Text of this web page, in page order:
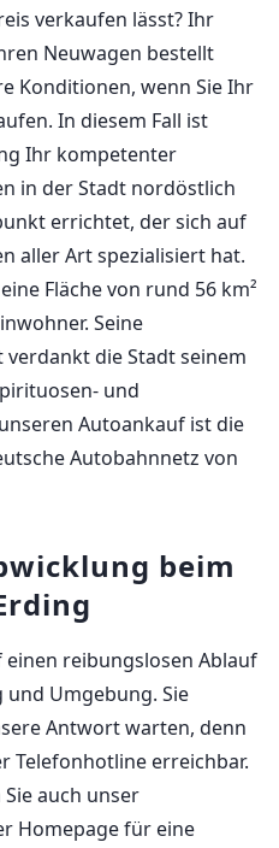
verkaufen lässt? Ihr
Neuwagen bestellt
Konditionen, wenn Sie Ihr
In diesem Fall ist
Ihr kompetenter
in der Stadt nordöstlich
errichtet, der sich auf
aller Art spezialisiert hat.
Fläche von rund 56 km²
Seine
die Stadt seinem
und
Autoankauf ist die
Autobahnnetz von
beim
reibungslosen Ablauf
Umgebung. Sie
Antwort warten, denn
Telefonhotline erreichbar.
auch unser
Homepage für eine